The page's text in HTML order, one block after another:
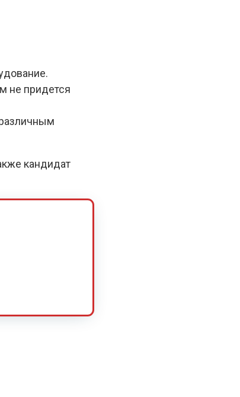
не придется
кандидат